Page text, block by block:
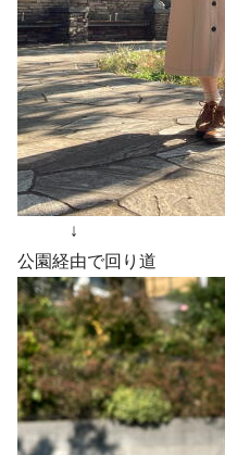
↓
公園経由で回り道